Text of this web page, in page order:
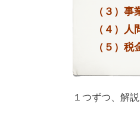
（３）
（４）
（５）
１つずつ、解